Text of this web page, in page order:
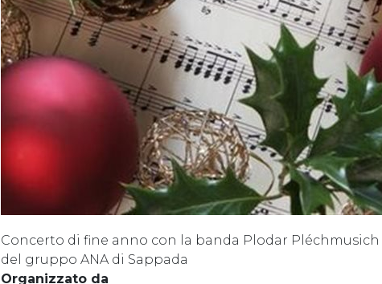
Concerto di fine anno con la banda Plodar
del gruppo ANA di Sappada
Organizzato da